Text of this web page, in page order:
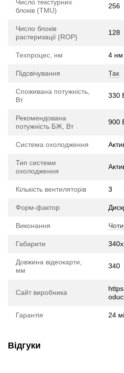
Число текстурних
блоків (TMU)
256
Число блоків
растеризації (ROP)
128
Техпроцес, нм 4 нм
Підсвічування Так
Споживана потужність,
Вт
330
Рекомендована
потужність БЖ, Вт
900
Система охолодження
Тип системи
охолодження
Кількість вентиляторів 3
Форм-фактор
Виконання
Габарити
Довжина відеокарти,
мм
340
Сайт виробника
Гарантія 24
Відгуки